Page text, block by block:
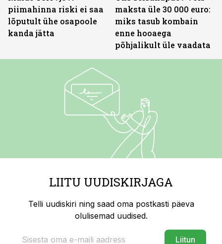
piimahinna riski ei saa
lõputult ühe osapoole
kanda jätta
maksta üle 30 000 euro:
miks tasub kombain
enne hooaega
põhjalikult üle vaadata
LIITU UUDISKIRJAGA
Telli uudiskiri ning saad oma postkasti päeva
olulisemad uudised.
Liitun